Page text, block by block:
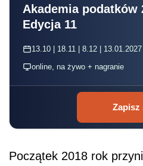
Akademia podatków
Edycja 11
13.10 | 18.11 | 8.12 |
online, na żywo + nagranie
Zapisz
Początek 2018 rok